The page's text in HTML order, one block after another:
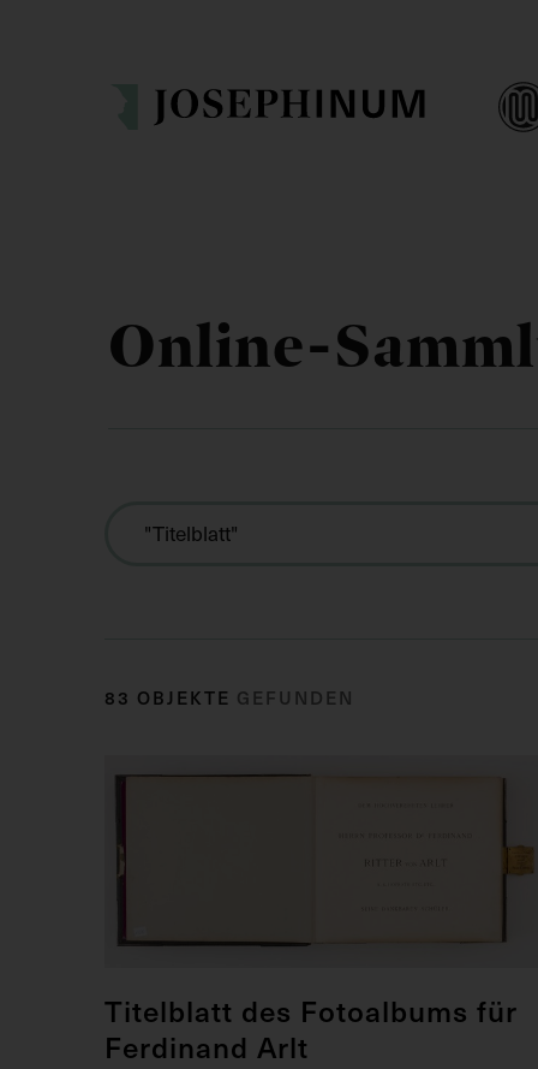
Online-
83 OBJEKTE GEFUNDEN
Titelblatt des Fotoalbums für
Ferdinand Arlt